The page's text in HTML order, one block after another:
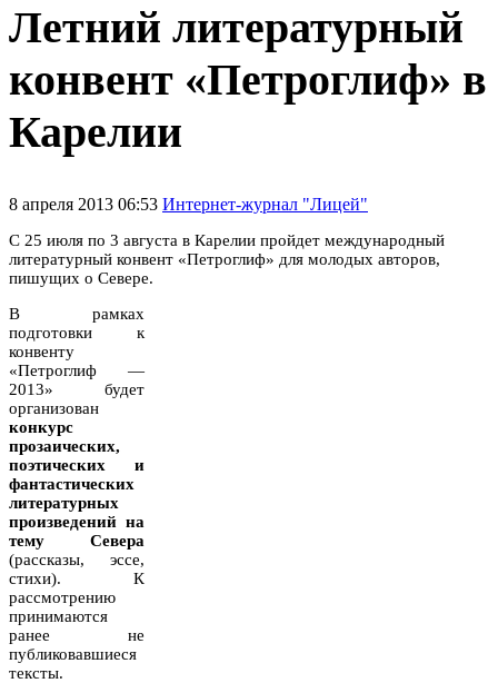
Летний литературный
конвент «Петроглиф» в
Карелии
8 апреля 2013 06:53 Интернет-журнал "Лицей"
С 25 июля по 3 августа в Карелии пройдет международный
литературный конвент «Петроглиф» для молодых авторов,
пишущих о Севере.
В рамках
подготовки к
конвенту
«Петроглиф —
2013» будет
организован
конкурс
прозаических,
поэтических и
фантастических
литературных
произведений на
тему Севера
(рассказы, эссе,
стихи). К
рассмотрению
принимаются
ранее не
публиковавшиеся
тексты.